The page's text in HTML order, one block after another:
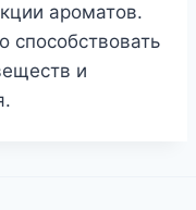
ароматов.
и